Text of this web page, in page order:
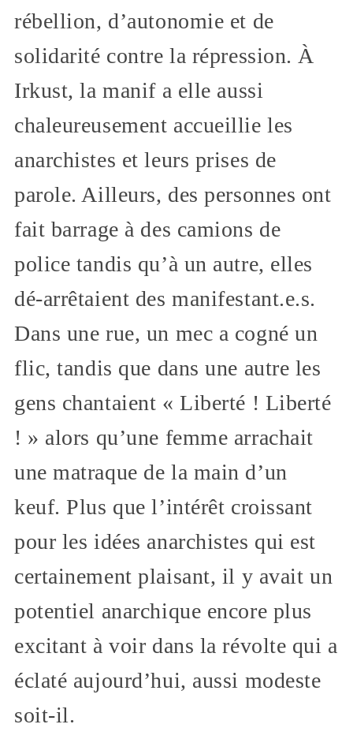
rébellion, d’autonomie et de
solidarité contre la répression. À
Irkust, la manif a elle aussi
chaleureusement accueillie les
anarchistes et leurs prises de
parole. Ailleurs, des personnes ont
fait barrage à des camions de
police tandis qu’à un autre, elles
dé-arrêtaient des manifestant.e.s.
Dans une rue, un mec a cogné un
flic, tandis que dans une autre les
gens chantaient « Liberté ! Liberté
! » alors qu’une femme arrachait
une matraque de la main d’un
keuf. Plus que l’intérêt croissant
pour les idées anarchistes qui est
certainement plaisant, il y avait un
potentiel anarchique encore plus
excitant à voir dans la révolte qui a
éclaté aujourd’hui, aussi modeste
soit-il.